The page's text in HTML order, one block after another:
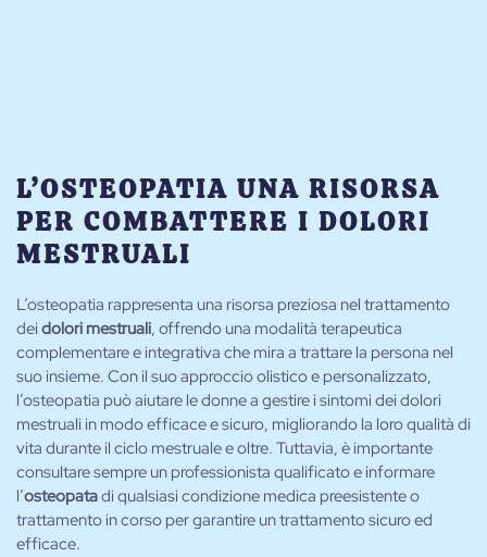
L’OSTEOPATIA UNA RISORSA
PER COMBATTERE I DOLORI
MESTRUALI
L’osteopatia rappresenta una risorsa preziosa nel trattamento
dei dolori mestruali, offrendo una modalità terapeutica
complementare e integrativa che mira a trattare la persona nel
suo insieme. Con il suo approccio olistico e personalizzato,
l’osteopatia può aiutare le donne a gestire i sintomi dei dolori
mestruali in modo efficace e sicuro, migliorando la loro qualità di
vita durante il ciclo mestruale e oltre. Tuttavia, è importante
consultare sempre un professionista qualificato e informare
l’osteopatadi qualsiasi condizione medica preesistente o
trattamento in corso per garantire un trattamento sicuro ed
efficace.